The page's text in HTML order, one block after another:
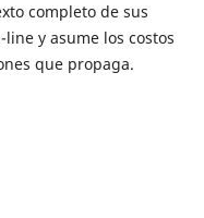
completo de sus
y asume los costos
que propaga.